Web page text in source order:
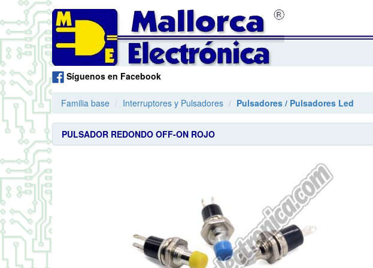
Síguenos en Facebook
Familia base Interruptores y Pulsadores Pulsadores / Pulsadores Led
PULSADOR REDONDO OFF-ON ROJO